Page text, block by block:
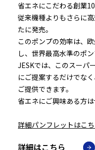
省エネにこだわる創業
従来機種よりもさらに
たに発売。
このポンプの効率は、
し、世界最高水準のポ
JESKでは、このスーパ
にご提案するだけでな
ご提供できます。
省エネにご興味ある方
詳細パンフレットはこ
詳細はこちら